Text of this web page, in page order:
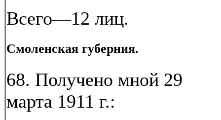
Всего—12 лиц.
Смоленская губерния.
68. Получено мной 29
марта 1911 г.: